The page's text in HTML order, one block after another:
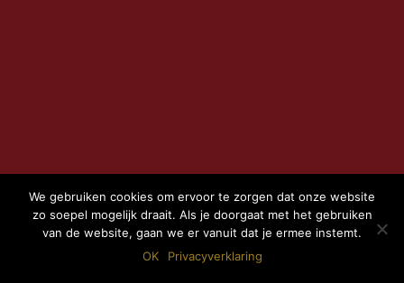
We gebruiken cookies om ervoor te zorgen dat onze website
zo soepel mogelijk draait. Als je doorgaat met het gebruiken
van de website, gaan we er vanuit dat je ermee instemt.
OK
Privacyverklaring